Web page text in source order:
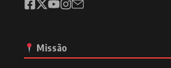
Missão